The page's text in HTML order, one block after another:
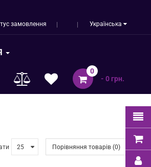
замовлення Українська
0
- 0 грн.
Порівняння товарів (0)